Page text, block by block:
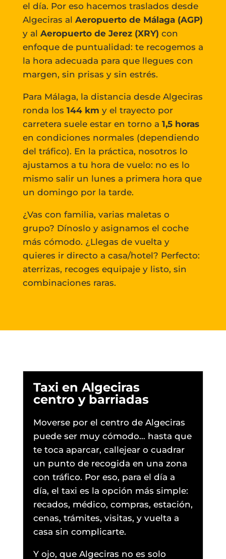
el día. Por eso hacemos traslados desde
Algeciras al Aeropuerto de Málaga (AGP)
y al Aeropuerto de Jerez (XRY) con
enfoque de puntualidad: te recogemos a
la hora adecuada para que llegues con
margen, sin prisas y sin estrés.
Para Málaga, la distancia desde Algeciras
ronda los 144 km y el trayecto por
carretera suele estar en torno a 1,5 horas
en condiciones normales (dependiendo
del tráfico). En la práctica, nosotros lo
ajustamos a tu hora de vuelo: no es lo
mismo salir un lunes a primera hora que
un domingo por la tarde.
¿Vas con familia, varias maletas o
grupo? Dínoslo y asignamos el coche
más cómodo. ¿Llegas de vuelta y
quieres ir directo a casa/hotel? Perfecto:
aterrizas, recoges equipaje y listo, sin
combinaciones raras.
Taxi en Algeciras
centro y barriadas
Moverse por el centro de Algeciras
puede ser muy cómodo… hasta que
te toca aparcar, callejear o cuadrar
un punto de recogida en una zona
con tráfico. Por eso, para el día a
día, el taxi es la opción más simple:
recados, médico, compras, estación,
cenas, trámites, visitas, y vuelta a
casa sin complicarte.
Y ojo, que Algeciras no es solo